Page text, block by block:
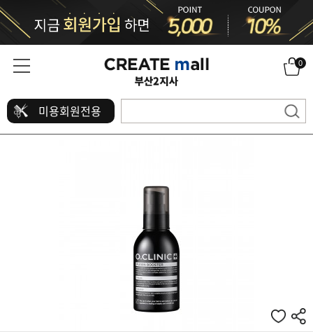
0
미용회원전용